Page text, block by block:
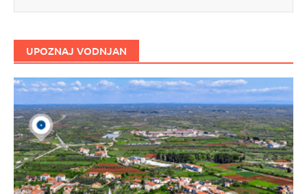
UPOZNAJ VODNJAN